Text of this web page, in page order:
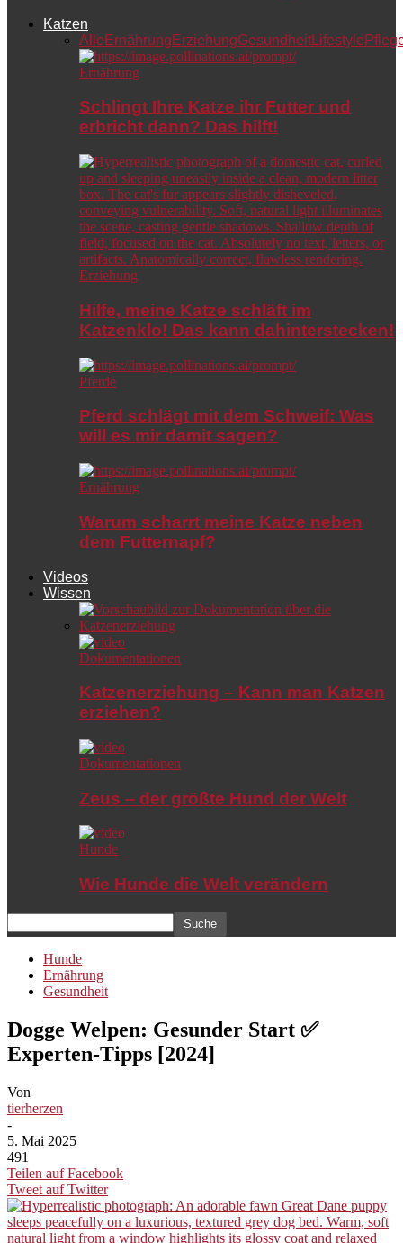
Katzen
Alle Ernährung ErziehungGesundheitLifestyle
Ernährung
Schlingt Ihre Katze ihr Futter und
erbricht dann? Das hilft!
Erziehung
Hilfe, meine Katze schläft im
Katzenklo! Das kann dahinterstecken!
Pferde
Pferd schlägt mit dem Schweif: Was
will es mir damit sagen?
Ernährung
Warum scharrt meine Katze neben
dem Futternapf?
Videos
Wissen
Dokumentationen
Katzenerziehung – Kann man Katzen
erziehen?
Dokumentationen
Zeus – der größte Hund der Welt
Hunde
Wie Hunde die Welt verändern
Hunde
Ernährung
Gesundheit
Dogge Welpen: Gesunder Start ✅
Experten-Tipps [2024]
Von
tierherzen
-
5. Mai 2025
491
Teilen auf Facebook
Tweet auf Twitter